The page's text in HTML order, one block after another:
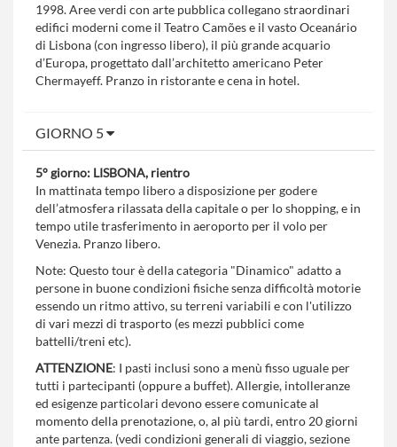
1998. Aree verdi con arte pubblica collegano straordinari
edifici moderni come il Teatro Camões e il vasto Oceanário
di Lisbona (con ingresso libero), il più grande acquario
d’Europa, progettato dall’architetto americano Peter
Chermayeff. Pranzo in ristorante e cena in hotel.
GIORNO 5
5° giorno: LISBONA, rientro
In mattinata tempo libero a disposizione per godere
dell’atmosfera rilassata della capitale o per lo shopping, e in
tempo utile trasferimento in aeroporto per il volo per
Venezia. Pranzo libero.
Note: Questo tour è della categoria "Dinamico" adatto a
persone in buone condizioni fisiche senza difficoltà motorie
essendo un ritmo attivo, su terreni variabili e con l'utilizzo
di vari mezzi di trasporto (es mezzi pubblici come
battelli/treni etc).
ATTENZIONE: I pasti inclusi sono a menù fisso uguale per
tutti i partecipanti (oppure a buffet). Allergie, intolleranze
ed esigenze particolari devono essere comunicate al
momento della prenotazione, o, al più tardi, entro 20 giorni
ante partenza. (vedi condizioni generali di viaggio, sezione